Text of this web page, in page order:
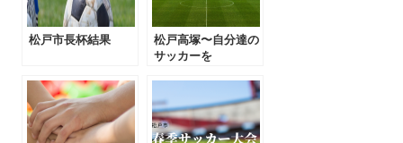
松戸市長杯結果
松戸高塚〜自分達の
サッカーを